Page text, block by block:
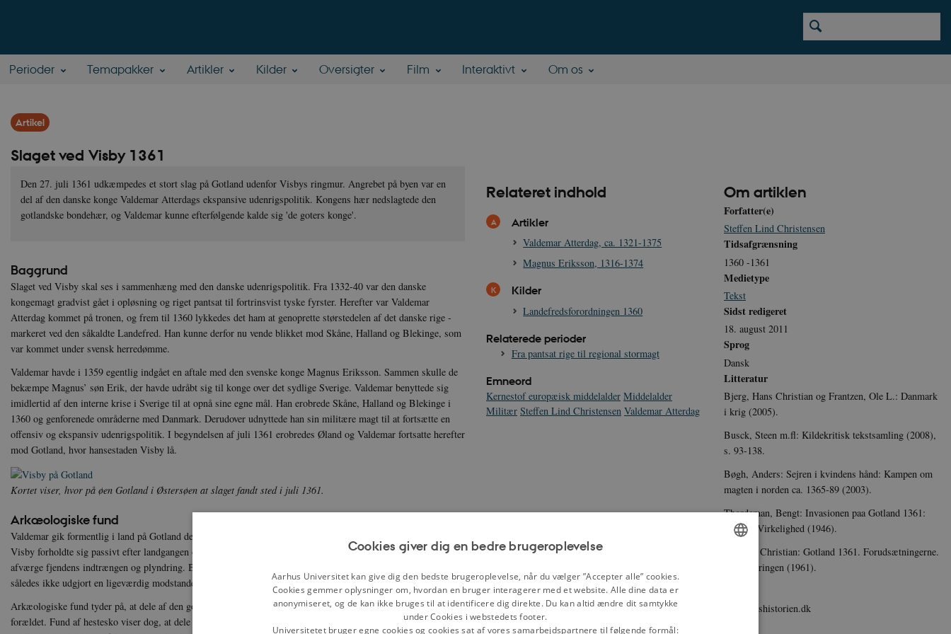
Perioder Temapakker Artikler Kilder Oversigter Film Interaktivt Om os
Artikel
Slaget ved Visby 1361
Den 27. juli 1361 udkæmpedes et stort slag på Gotland udenfor Visbys ringmur. Angrebet på byen var en
del af den danske konge Valdemar Atterdags ekspansive udenrigspolitik. Kongens hær nedslagtede den
gotlandske bondehær, og Valdemar kunne efterfølgende kalde sig 'de goters konge'.
Baggrund
Slaget ved Visby skal ses i sammenhæng med den danske udenrigspolitik. Fra 1332-40 var den danske
kongemagt gradvist gået i opløsning og riget pantsat til fortrinsvist tyske fyrster. Herefter var Valdemar
Atterdag kommet på tronen, og frem til 1360 lykkedes det ham at genoprette størstedelen af det danske rige -
markeret ved den såkaldte Landefred. Han kunne derfor nu vende blikket mod Skåne, Halland og Blekinge, som
var kommet under svensk herredømme.
Valdemar havde i 1359 egentlig indgået en aftale med den svenske konge Magnus Eriksson. Sammen skulle de
bekæmpe Magnus’ søn Erik, der havde udråbt sig til konge over det sydlige Sverige. Valdemar benyttede sig
imidlertid af den interne krise i Sverige til at opnå sine egne mål. Han erobrede Skåne, Halland og Blekinge i
1360 og genforenede områderne med Danmark. Derudover udnyttede han sin militære magt til at fortsætte en
offensiv og ekspansiv udenrigspolitik. I begyndelsen af juli 1361 erobredes Øland og Valdemar fortsatte herefter
mod Gotland, hvor hansestaden Visby lå.
Kortet viser, hvor på øen Gotland i Østersøen at slaget fandt sted i juli 1361.
Arkæologiske fund
Valdemar gik formentlig i land på Gotland den 22. juli på østkysten syd for Visby. De fortrinsvis tyske borgere i
Visby forholdte sig passivt efter landgangen og Gotlands bønder måtte derfor selv møde op og forsøge at
afværge fjendens indtrængen og plyndring. Bønderne har næppe været organiseret i en egentlig hær og har
således ikke udgjort en ligeværdig modstander for en veludrustet og krigsvant dansk hær.
Arkæologiske fund tyder på, at dele af den gotlandske bondehærs udrustning har været mangelfuld eller
forældet. Fund af hestesko viser dog, at dele af bondeopbuddet må have været beredent. Den danske hær
Relateret indhold
Artikler
Valdemar Atterdag, ca. 1321-1375
Magnus Eriksson, 1316-1374
Kilder
Landefredsforordningen 1360
Relaterede perioder
Fra pantsat rige til regional stormagt
Emneord
Kernestof europæisk middelalder Middelalder
Militær Steffen Lind Christensen Valdemar Atterdag
Om artiklen
Forfatter(e)
Steffen Lind Christensen
Tidsafgrænsning
1360 -1361
Medietype
Tekst
Sidst redigeret
18. august 2011
Sprog
Dansk
Litteratur
Bjerg, Hans Christian og Frantzen, Ole L.: Danmark
i krig (2005).
Busck, Steen m.fl: Kildekritisk tekstsamling (2008),
s. 93-138.
Bøgh, Anders: Sejren i kvindens hånd: Kampen om
magten i norden ca. 1365-89 (2003).
Thordeman, Bengt: Invasionen paa Gotland 1361:
Digt og Virkelighed (1946).
Tortzen, Christian: Gotland 1361. Forudsætningerne.
Overleveringen (1961).
danmarkshistorien.dk
Cookies giver dig en bedre brugeroplevelse
Aarhus Universitet kan give dig den bedste brugeroplevelse, når du vælger ”Accepter alle” cookies.
Cookies gemmer oplysninger om, hvordan en bruger interagerer med et website. Alle dine data er
anonymiseret, og de kan ikke bruges til at identificere dig direkte. Du kan altid ændre dit samtykke
under Cookies i webstedets footer.
Universitetet bruger egne cookies og cookies sat af vores samarbejdspartnere til følgende formål: